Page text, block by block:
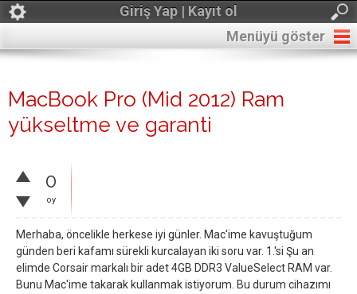
Giriş Yap | Kayıt ol
Menüyü göster
MacBook Pro (Mid 2012) Ram
yükseltme ve garanti
0
oy
Merhaba, öncelikle herkese iyi günler. Mac'ime kavuştuğum
günden beri kafamı sürekli kurcalayan iki soru var. 1.'si Şu an
elimde Corsair markalı bir adet 4GB DDR3 ValueSelect RAM var.
Bunu Mac'ime takarak kullanmak istiyorum. Bu durum cihazımı